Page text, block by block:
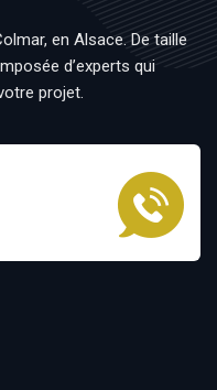
en Alsace. De taille
d’experts qui
projet.